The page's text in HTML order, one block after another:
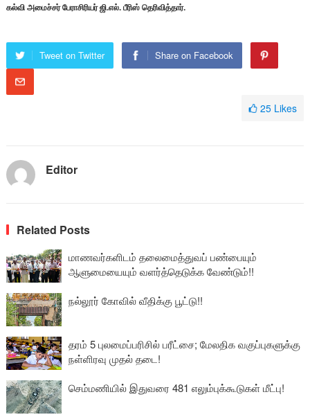
கல்வி அமைச்சர் பேராசிரியர் ஜி.எல். பீரிஸ் தெரிவித்தார்.
Tweet on Twitter Share on Facebook
25 Likes
Editor
Related Posts
மாணவர்களிடம் தலைமைத்துவப் பண்பையும்
ஆளுமையையும் வளர்த்தெடுக்க வேண்டும்!!
நல்லூர் கோவில் வீதிக்கு பூட்டு!!
தரம் 5 புலமைப்பரிசில் பரீட்சை; மேலதிக வகுப்புகளுக்கு
நள்ளிரவு முதல் தடை!
செம்மணியில் இதுவரை 481 எலும்புக்கூடுகள் மீட்பு!